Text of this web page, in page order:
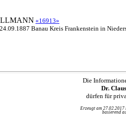
«16913»
24.09.1887 Banau Kreis Frankenstein in
Die
Dr.
dürfen für
Erzeugt am
basierend